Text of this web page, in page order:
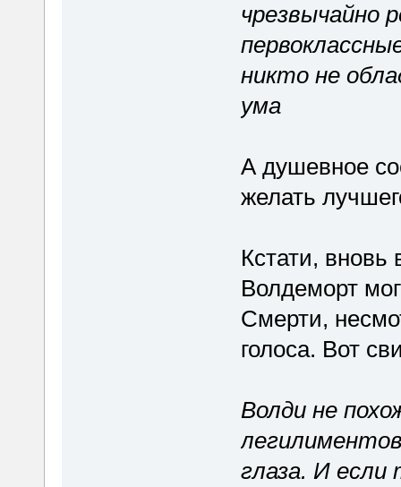
чрезвычайно
никто не
ума
А душевное
желать
Кстати, вновь
Волдеморт
Смерти,
голоса. Вот
Волди не
глаза. И